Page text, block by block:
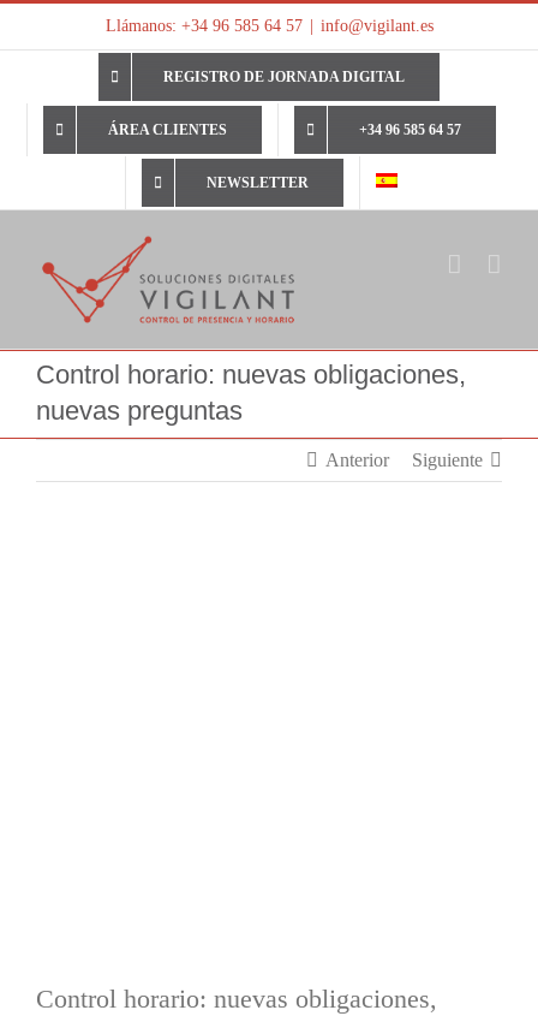
Llámanos: +34 96 585 64 57 info@vigilant.es
REGISTRO DE JORNADA DIGITAL
ÁREA CLIENTES +34 96 585 64 57
NEWSLETTER
Control horario: nuevas obligaciones,
nuevas preguntas
Anterior Siguiente
Control horario: nuevas obligaciones,